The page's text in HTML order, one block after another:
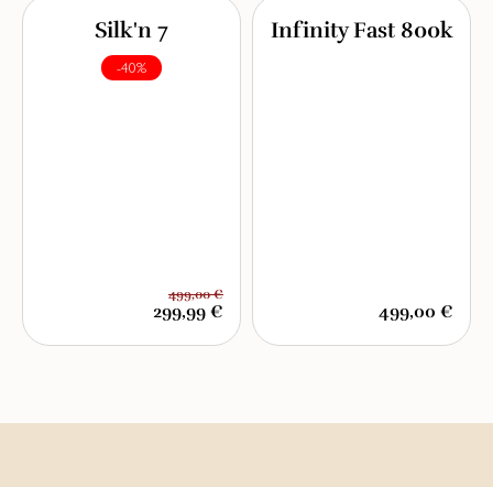
Silk'n 7
-40%
499,00 €
299,99 €
Infinity Fast 800k
499,00 €